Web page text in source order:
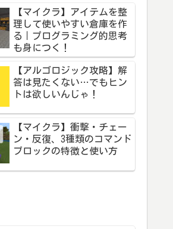
【マイクラ】アイテムを整
理して使いやすい倉庫を作
る｜プログラミング的思考
も身につく！
【アルゴロジック攻略】解
答は見たくない…でもヒン
トは欲しいんじゃ！
【マイクラ】衝撃・チェー
ン・反復、3種類のコマンド
ブロックの特徴と使い方